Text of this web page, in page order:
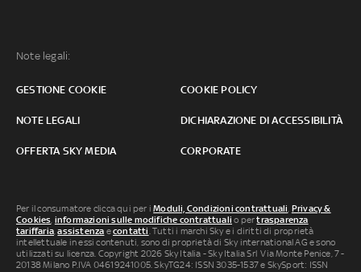
Note legali:
GESTIONE COOKIE COOKIE POLICY
NOTE LEGALI DICHIARAZIONE DI ACCESSIBILITÀ
OFFERTA SKY MEDIA CORPORATE
Per il consumatore clicca qui per iModuli, Condizioni contrattuali, Privacy &
Cookies, informazioni sulle modifiche contrattuali o pertrasparenza
tariffaria,assistenza econtatti. Tutti i marchi Sky e i diritti di proprietà
intellettuale in essi contenuti, sono di proprietà di Sky international AG e sono
utilizzati su licenza. Copyright 2026 Sky Italia - Sky Italia Srl Via Monte Penice, 7 -
20138 Milano P.IVA 04619241005. SkyTG24: ISSN 3035-1537 e SkySport: ISSN